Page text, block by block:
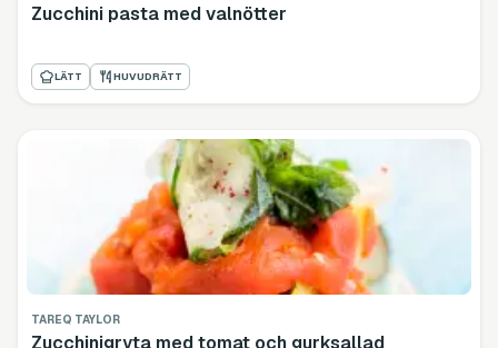
Zucchini pasta med valnötter
LÄTT HUVUDRÄTT
TAREQ TAYLOR